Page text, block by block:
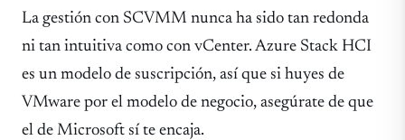
La gestión con SCVMM nunca ha sido tan redonda
ni tan intuitiva como con vCenter. Azure Stack HCI
es un modelo de suscripción, así que si huyes de
VMware por el modelo de negocio, asegúrate de que
el de Microsoft sí te encaja.